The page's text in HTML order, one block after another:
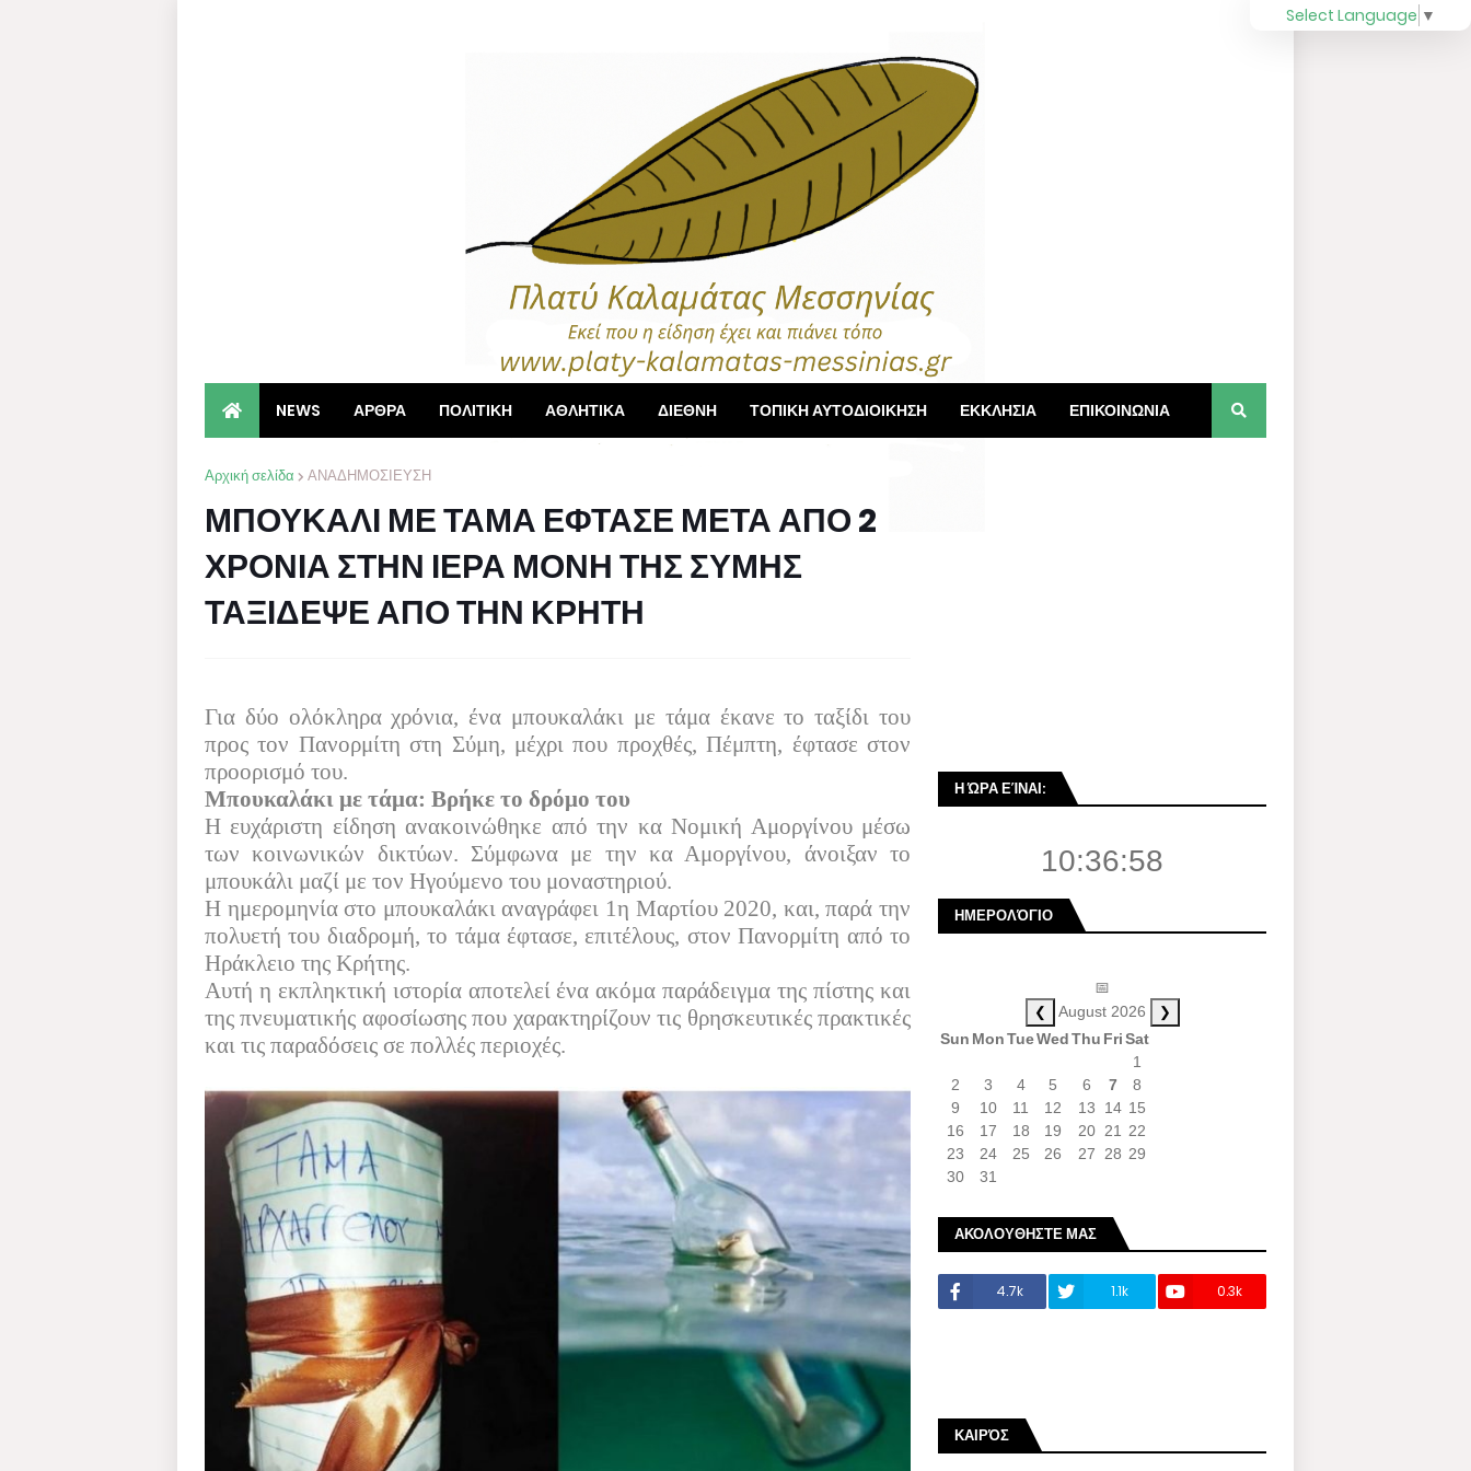
NEWS ΑΡΘΡΑ ΠΟΛΙΤΙΚΗ ΑΘΛΗΤΙΚΑ ΔΙΕΘΝΗ ΤΟΠΙΚΗ ΑΥΤΟΔΙΟΙΚΗΣΗ ΕΚΚΛΗΣΙΑ ΕΠΙΚΟΙΝΩΝΙΑ
Αρχική σελίδα ΑΝΑΔΗΜΟΣΙΕΥΣΗ
ΜΠΟΥΚΑΛΙ ΜΕ ΤΑΜΑ ΕΦΤΑΣΕ ΜΕΤΑ ΑΠΟ 2
ΧΡΟΝΙΑ ΣΤΗΝ ΙΕΡΑ ΜΟΝΗ ΤΗΣ ΣΥΜΗΣ
ΤΑΞΙΔΕΨΕ ΑΠΟ ΤΗΝ ΚΡΗΤΗ
Για δύο ολόκληρα χρόνια, ένα μπουκαλάκι με τάμα έκανε το ταξίδι του
προς τον Πανορμίτη στη Σύμη, μέχρι που προχθές, Πέμπτη, έφτασε στον
προορισμό του.
Μπουκαλάκι με τάμα: Βρήκε το δρόμο του
Η ευχάριστη είδηση ανακοινώθηκε από την κα Νομική Αμοργίνου μέσω
των κοινωνικών δικτύων. Σύμφωνα με την κα Αμοργίνου, άνοιξαν το
μπουκάλι μαζί με τον Ηγούμενο του μοναστηριού.
Η ημερομηνία στο μπουκαλάκι αναγράφει 1η Μαρτίου 2020, και, παρά την
πολυετή του διαδρομή, το τάμα έφτασε, επιτέλους, στον Πανορμίτη από το
Ηράκλειο της Κρήτης.
Αυτή η εκπληκτική ιστορία αποτελεί ένα ακόμα παράδειγμα της πίστης και
της πνευματικής αφοσίωσης που χαρακτηρίζουν τις θρησκευτικές πρακτικές
και τις παραδόσεις σε πολλές περιοχές.
Select Language ▼
Η ΏΡΑ ΕΊΝΑΙ:
10:36:59
ΗΜΕΡΟΛΌΓΙΟ
📅
❮ August 2026 ❯
Sun MonTueWedThu FriSat
1
2
3 4 5 6 7
8
9
10 11 12 13 14 15
16
17 18 19 20 21
22
23
24 25 26 27 28 29
30
31
ΑΚΟΛΟΥΘΗΣΤΕ ΜΑΣ
4.7k 1.1k 0.3k
ΚΑΙΡΌΣ